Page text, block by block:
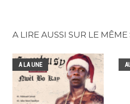
A LIRE AUSSI SUR LE MÊME
A LA UNE